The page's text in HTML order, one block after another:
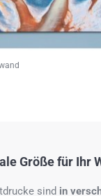
Größe für Ihr
sind in